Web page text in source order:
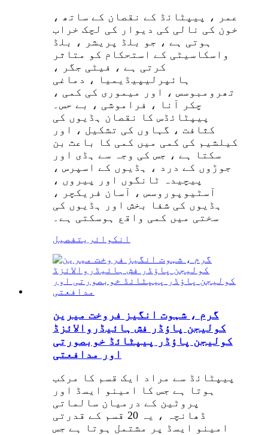
عمر ، پیپٹائڈ کے نقصان کے ساتھ ،
خون کی نالی کی دیوار کی لچک خراب
ہوتی ہے ، جو بلڈ پریشر ، بلڈ
واسکاسیٹی کے استحکام کو متاثر
کرتی ہے ، فیٹی جگر ،
ہائپرلیپیڈیمیا ، دماغی
تھرومبوسس ، اور میموری کی کمی ،
چکر آنا ، فراموشی ، بے حس۔
پیپٹائڈس کا نقصان ہڈیوں کی
کثافت ، گہاوں کی تشکیل ، اور
کیلشیم کی کمی میں کمی کا باعث بن
سکتا ہے ، جس کی وجہ سے ہڈی اور
جوڑوں کے درد ، ہڈیوں کے اسپرس ،
پیچیدہ ٹانگوں اور پیروں ،
آسٹیوپوروسس ، آسان فریکچر ،
ہڈیوں کی شفا بخش اور ہڈیوں کی
سختی میں کمی واقع ہوسکتی ہے۔
انکوائری تفصیل
گرم ، شہوت انگیز فروخت میرین
کولیجن پاؤڈر فش ہائیڈروالائزڈ
کولیجن پاؤڈر پیپٹائڈ خوبصورتی
اور مدافعتی
پیپٹائڈ سے مراد ایک قسم کا مرکب
ہوتا ہے جس کا امینو ایسڈ اور
پروٹین کے درمیان سالماتی
ڈھانچہ ، یہ 20 قسم کے قدرتی
امینو ایسڈ پر مشتمل ہوتا ہے جس